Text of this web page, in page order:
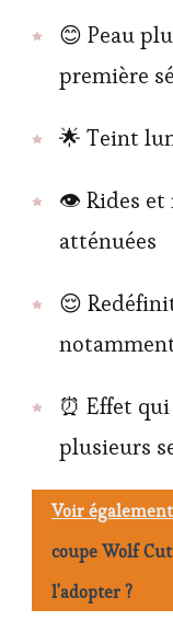
😊 Peau
première
🌟 Teint
👁️ Rides et
atténuées
😌
⏰ Effet
plusieurs
Voir également
coupe Wolf
l'adopter ?